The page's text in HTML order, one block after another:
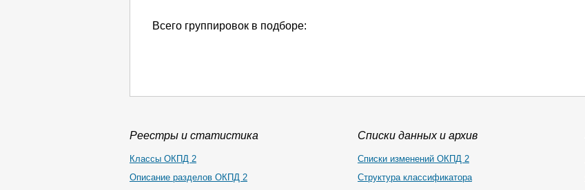
Всего группировок в подборе:
Реестры и статистика
Классы ОКПД 2
Описание разделов ОКПД 2
Списки данных и архив
Списки изменений ОКПД 2
Структура классификатора